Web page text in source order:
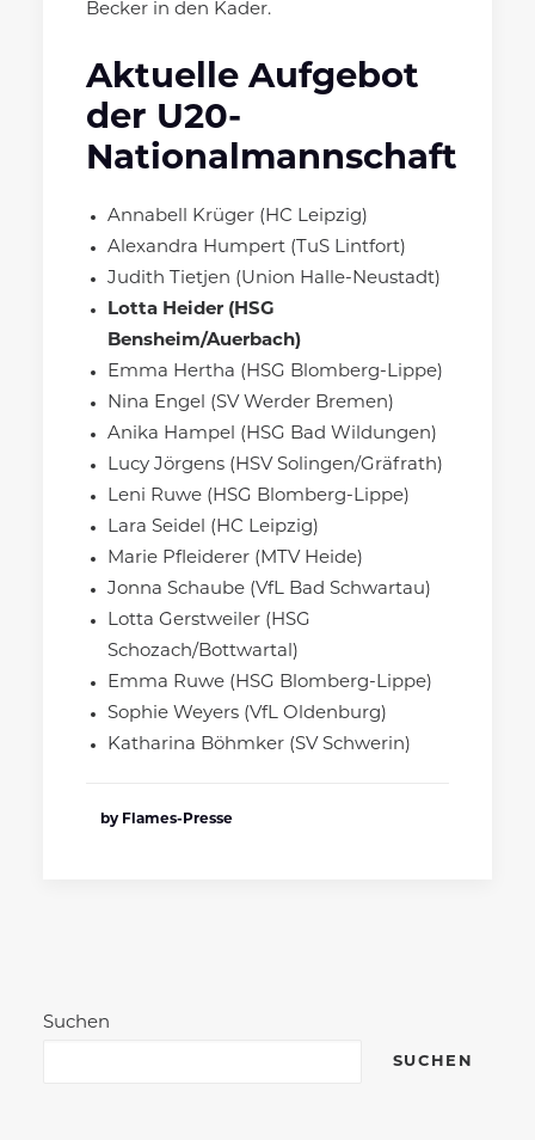
Becker in den Kader.
Aktuelle Aufgebot
der U20-
Nationalmannschaft
Annabell Krüger (HC Leipzig)
Alexandra Humpert (TuS Lintfort)
Judith Tietjen (Union Halle-Neustadt)
Lotta Heider (HSG
Bensheim/Auerbach)
Emma Hertha (HSG Blomberg-Lippe)
Nina Engel (SV Werder Bremen)
Anika Hampel (HSG Bad Wildungen)
Lucy Jörgens (HSV Solingen/Gräfrath)
Leni Ruwe (HSG Blomberg-Lippe)
Lara Seidel (HC Leipzig)
Marie Pfleiderer (MTV Heide)
Jonna Schaube (VfL Bad Schwartau)
Lotta Gerstweiler (HSG
Schozach/Bottwartal)
Emma Ruwe (HSG Blomberg-Lippe)
Sophie Weyers (VfL Oldenburg)
Katharina Böhmker (SV Schwerin)
by Flames-Presse
Suchen
SUCHEN